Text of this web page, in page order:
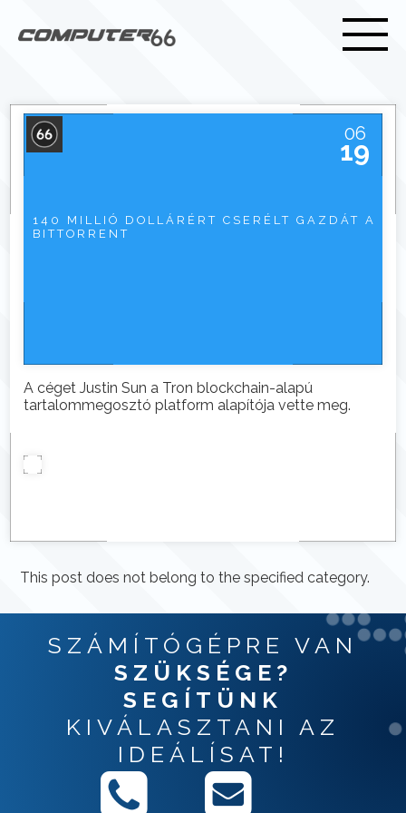
06
19
140 MILLIÓ DOLLÁRÉRT CSERÉLT GAZDÁT A
BITTORRENT
A céget Justin Sun a Tron blockchain-alapú
tartalommegosztó platform alapítója vette meg.
This post does not belong to the specified category.
SZÁMÍTÓGÉPRE VAN
SZÜKSÉGE?
SEGÍTÜNK
KIVÁLASZTANI AZ
IDEÁLÍSAT!